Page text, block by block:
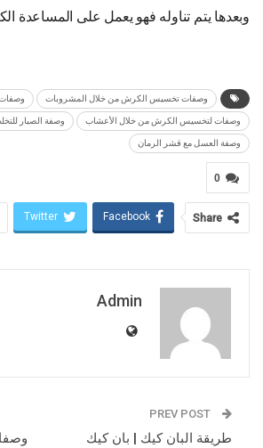
وبعدها يتم تناوله فهو يعمل على المساعدة
وصفات تخسيس الكرش من خلال المشروبات
وصفات لتخسيس الكرش من خلال الأعشاب وصفة الصبار
وصفة العسل مع قشر الرمان
0
Share
Facebook
Twitter
Admin
طريقة البان كيك | بان كيك